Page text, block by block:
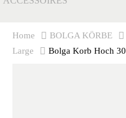
Home BOLGA KÖRBE
Large
Bolga Korb Hoch 30